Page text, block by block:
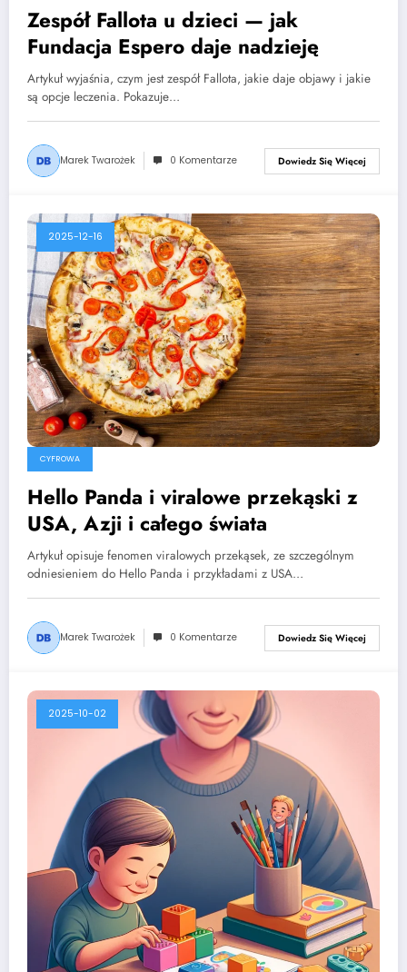
Zespół Fallota u dzieci — jak
Fundacja Espero daje nadzieję
Artykuł wyjaśnia, czym jest zespół Fallota, jakie daje objawy i jakie
są opcje leczenia. Pokazuje…
Marek Twarożek 0 Komentarze Dowiedz Się Więcej
2025-12-16
CYFROWA
Hello Panda i viralowe przekąski z
USA, Azji i całego świata
Artykuł opisuje fenomen viralowych przekąsek, ze szczególnym
odniesieniem do Hello Panda i przykładami z USA…
Marek Twarożek 0 Komentarze Dowiedz Się Więcej
2025-10-02